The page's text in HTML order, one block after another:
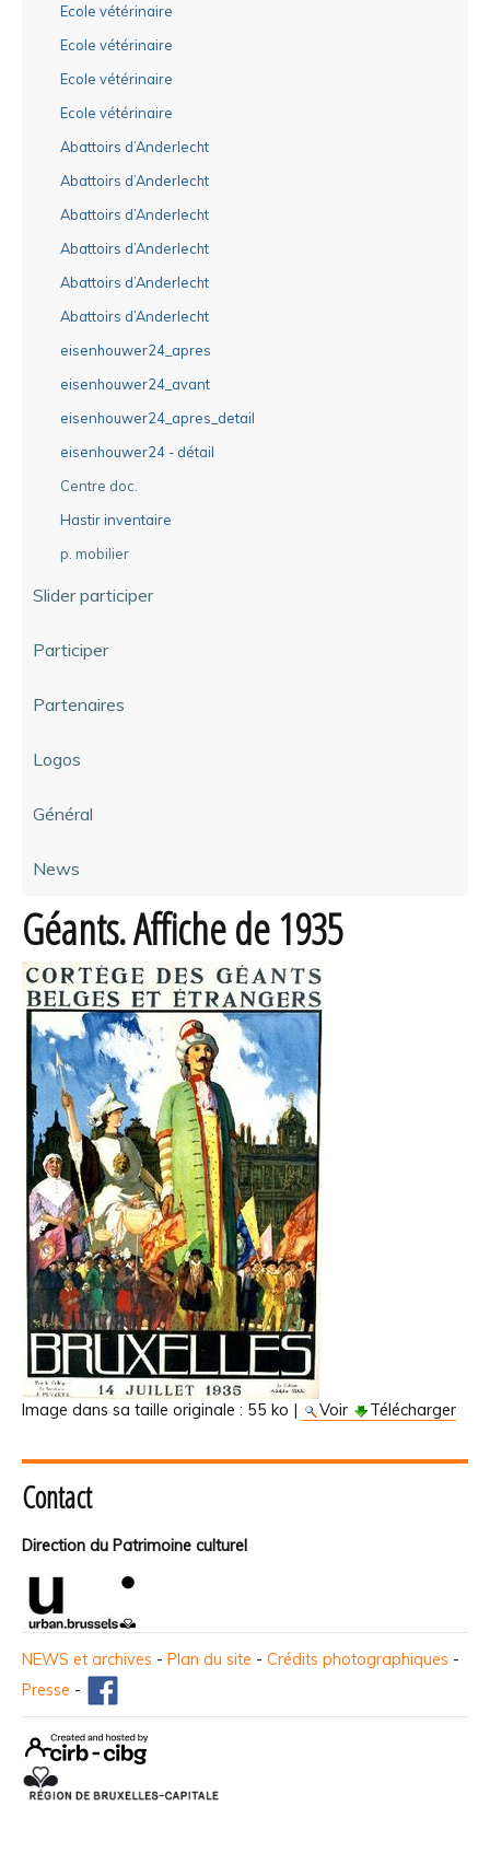
Ecole vétérinaire
Ecole vétérinaire
Ecole vétérinaire
Ecole vétérinaire
Abattoirs d’Anderlecht
Abattoirs d’Anderlecht
Abattoirs d’Anderlecht
Abattoirs d’Anderlecht
Abattoirs d’Anderlecht
Abattoirs d’Anderlecht
eisenhouwer24_apres
eisenhouwer24_avant
eisenhouwer24_apres_detail
eisenhouwer24 - détail
Centre doc.
Hastir inventaire
p. mobilier
Slider participer
Participer
Partenaires
Logos
Général
News
Géants. Affiche de 1935
Image dans sa taille originale : 55 ko | Voir Télécharger
Contact
Direction du Patrimoine culturel
NEWS et archives - Plan du site - Crédits photographiques -
Presse -